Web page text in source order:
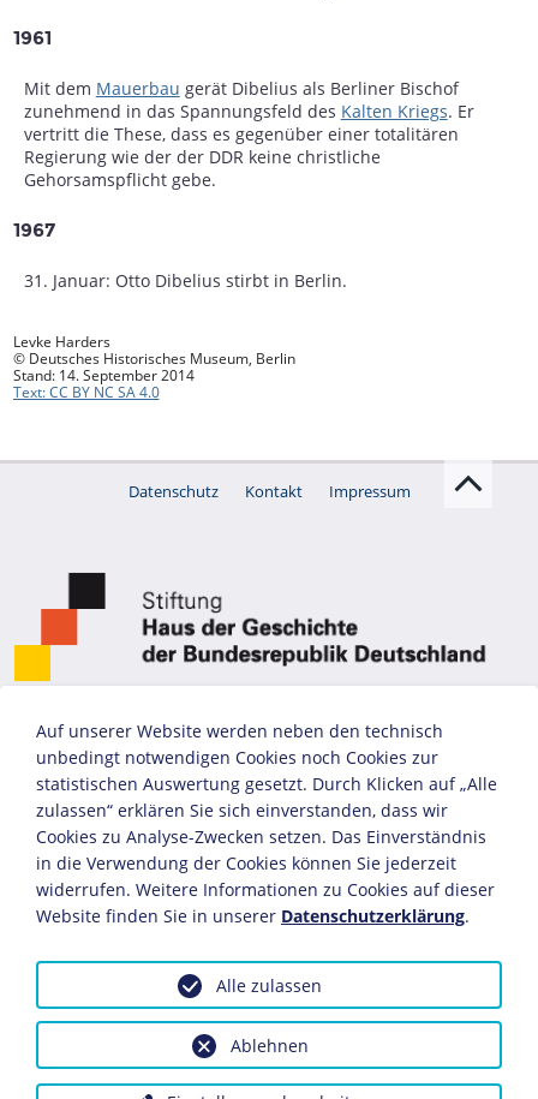
1961
Mit dem Mauerbau gerät Dibelius als Berliner Bischof
zunehmend in das Spannungsfeld des Kalten Kriegs. Er
vertritt die These, dass es gegenüber einer totalitären
Regierung wie der der DDR keine christliche
Gehorsamspflicht gebe.
1967
31. Januar: Otto Dibelius stirbt in Berlin.
Levke Harders
© Deutsches Historisches Museum, Berlin
Stand: 14. September 2014
Text: CC BY NC SA 4.0
Datenschutz Kontakt Impressum
Auf unserer Website werden neben den technisch
unbedingt notwendigen Cookies noch Cookies zur
statistischen Auswertung gesetzt. Durch Klicken auf „Alle
zulassen“ erklären Sie sich einverstanden, dass wir
Cookies zu Analyse-Zwecken setzen. Das Einverständnis
in die Verwendung der Cookies können Sie jederzeit
widerrufen. Weitere Informationen zu Cookies auf dieser
Website finden Sie in unserer Datenschutzerklärung.
Ablehnen
Alle zulassen